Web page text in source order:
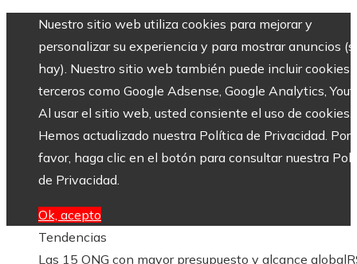
Nuestro sitio web utiliza cookies para mejorar y
personalizar su experiencia y para mostrar anuncios
hay). Nuestro sitio web también puede incluir cookies
terceros como Google Adsense, Google Analytics,
Al usar el sitio web, usted consiente el uso de cookies.
Hemos actualizado nuestra Política de Privacidad. Por
favor, haga clic en el botón para consultar nuestra
de Privacidad.
Ok, acepto
Tendencias
Las 15 ONG con mayor presupuesto y alcance global